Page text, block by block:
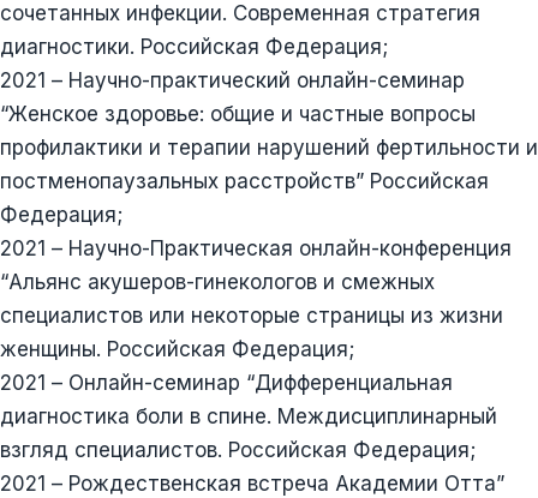
сочетанных инфекции. Современная стратегия
диагностики. Российская Федерация;
2021 – Научно-практический онлайн-семинар
“Женское здоровье: общие и частные вопросы
профилактики и терапии нарушений фертильности и
постменопаузальных расстройств” Российская
Федерация;
2021 – Научно-Практическая онлайн-конференция
“Альянс акушеров-гинекологов и смежных
специалистов или некоторые страницы из жизни
женщины. Российская Федерация;
2021 – Онлайн-семинар “Дифференциальная
диагностика боли в спине. Междисциплинарный
взгляд специалистов. Российская Федерация;
2021 – Рождественская встреча Академии Отта”